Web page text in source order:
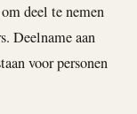
deel te nemen
Deelname aan
voor personen